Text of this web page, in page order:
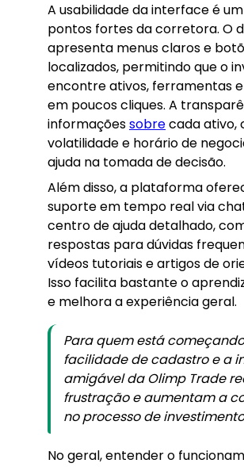
A usabilidade da interface é
pontos fortes da corretora. O
apresenta menus claros e
localizados, permitindo que o
encontre ativos, ferramentas
em poucos cliques. A
informaçõessobrecada ativo,
volatilidade e horário de
ajuda na tomada de decisão.
Além disso, a plataforma
suporte em tempo real via
centro de ajuda detalhado,
respostas para dúvidas
vídeos tutoriais e artigos de
Isso facilita bastante o
e melhora a experiência geral.
Para quem está
facilidade de cadastro e a
amigável da Olimp Trade
frustração e aumentam a
no processo de
No geral, entender o